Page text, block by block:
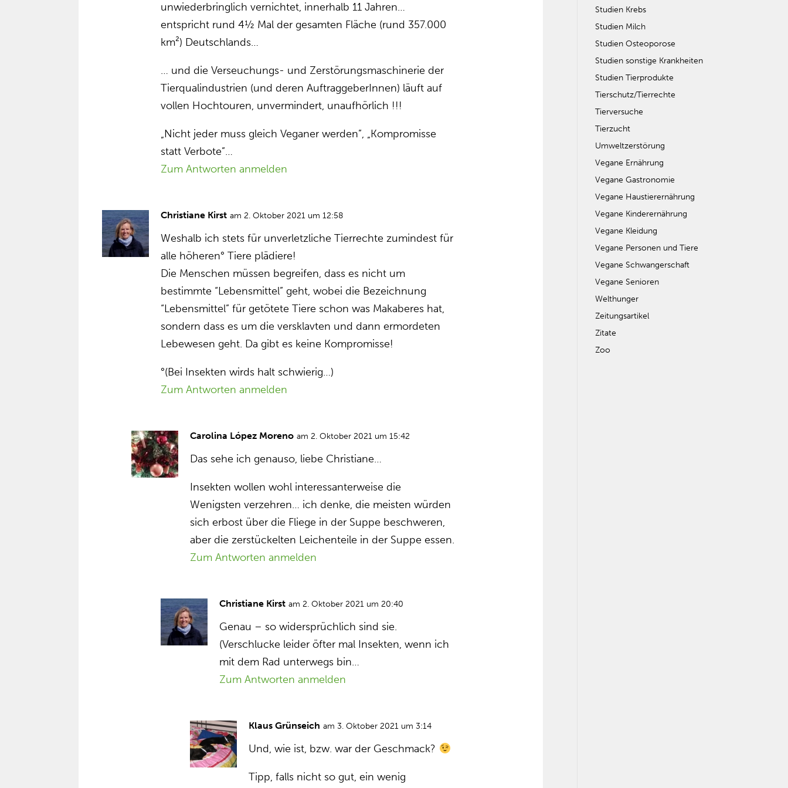
unwiederbringlich vernichtet, innerhalb 11 Jahren…
entspricht rund 4½ Mal der gesamten Fläche (rund 357.000
km²) Deutschlands…
… und die Verseuchungs- und Zerstörungsmaschinerie der
Tierqualindustrien (und deren AuftraggeberInnen) läuft auf
vollen Hochtouren, unvermindert, unaufhörlich !!!
„Nicht jeder muss gleich Veganer werden”, „Kompromisse
statt Verbote”…
Zum Antworten anmelden
Christiane Kirst am 2. Oktober 2021 um 12:58
Weshalb ich stets für unverletzliche Tierrechte zumindest für
alle höheren° Tiere plädiere!
Die Menschen müssen begreifen, dass es nicht um
bestimmte “Lebensmittel” geht, wobei die Bezeichnung
“Lebensmittel” für getötete Tiere schon was Makaberes hat,
sondern dass es um die versklavten und dann ermordeten
Lebewesen geht. Da gibt es keine Kompromisse!
°(Bei Insekten wirds halt schwierig…)
Zum Antworten anmelden
Carolina López Moreno am 2. Oktober 2021 um 15:42
Das sehe ich genauso, liebe Christiane…
Insekten wollen wohl interessanterweise die
Wenigsten verzehren… ich denke, die meisten würden
sich erbost über die Fliege in der Suppe beschweren,
aber die zerstückelten Leichenteile in der Suppe essen.
Zum Antworten anmelden
Christiane Kirst am 2. Oktober 2021 um 20:40
Genau – so widersprüchlich sind sie.
(Verschlucke leider öfter mal Insekten, wenn ich
mit dem Rad unterwegs bin…
Zum Antworten anmelden
Klaus Grünseich am 3. Oktober 2021 um 3:14
Und, wie ist, bzw. war der Geschmack?
Tipp, falls nicht so gut, ein wenig
Studien Krebs
Studien Milch
Studien Osteoporose
Studien sonstige Krankheiten
Studien Tierprodukte
Tierschutz/Tierrechte
Tierversuche
Tierzucht
Umweltzerstörung
Vegane Ernährung
Vegane Gastronomie
Vegane Haustierernährung
Vegane Kinderernährung
Vegane Kleidung
Vegane Personen und Tiere
Vegane Schwangerschaft
Vegane Senioren
Welthunger
Zeitungsartikel
Zitate
Zoo